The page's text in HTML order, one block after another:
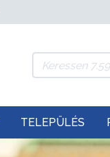
TELEPÜLÉS